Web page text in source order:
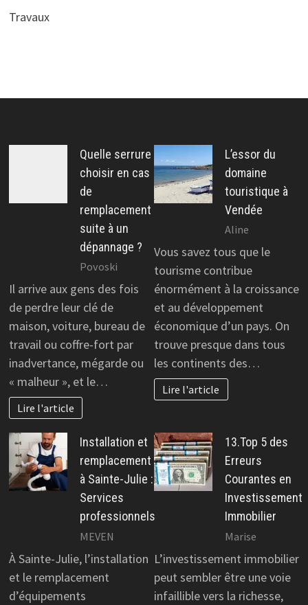
Travaux
Quelle serrure
choisir en cas
de
remplacement
suite à un
dépannage ?
Povoski
Il arrive aux gens des fois
de perdre leur clé de
maison, voiture, bureau de
travail ou coffre-fort par
inadvertance, mégarde ou
« malheur », et le…
Lire l'article
L’essor du
domaine
touristique à
Vendée
Aline
Vous savez tous que le
tourisme contribue
énormément à la croissance
et au développement
économique d’un pays. On
trouve presque dans tous
les continents des…
Lire l'article
Installation et
remplacement
à Sainte-Julie :
Services
professionnels
MEVEN
À Sainte-Julie, l’installation
et le remplacement
d’équipements
13.Top 5 des
Erreurs
Courantes en
Investissement
Immobilier
Marise
L’investissement immobilier
peut sembler être une voie
infaillible vers la richesse,